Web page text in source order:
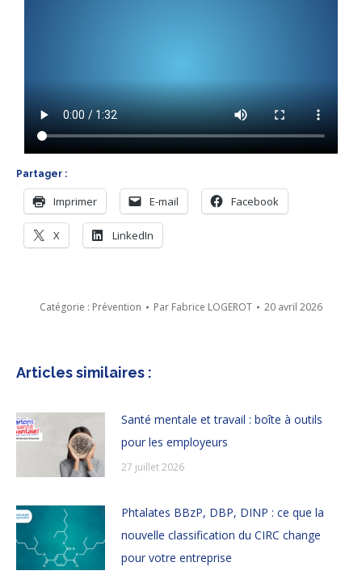
Partager :
Imprimer E-mail Facebook
X LinkedIn
Catégorie : Prévention Par Fabrice LOGEROT 20 avril 2026
Articles similaires :
Santé mentale et travail : boîte à outils
pour les employeurs
27 juillet 2026
Phtalates BBzP, DBP, DINP : ce que la
nouvelle classification du CIRC change
pour votre entreprise